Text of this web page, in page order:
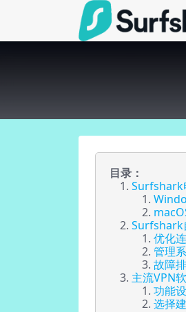
目录：
Surfshark
Surfshark
优化
管理
故障
主流VPN
功能
选择